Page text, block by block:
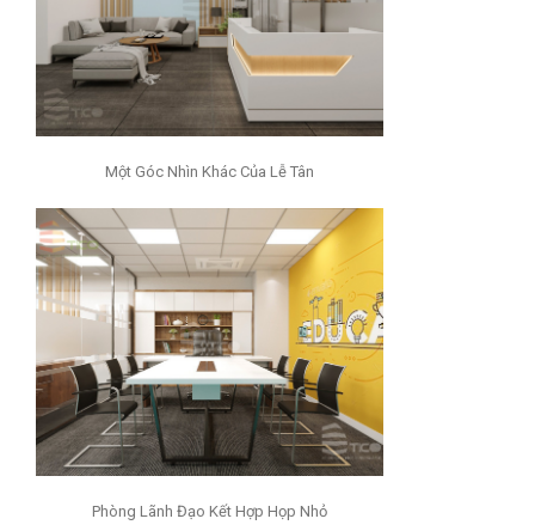
Một Góc Nhìn Khác Của Lễ Tân
Phòng Lãnh Đạo Kết Hợp Họp Nhỏ